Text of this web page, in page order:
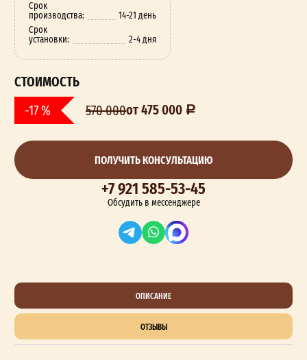
Срок
производства:
14-21 день
Срок
установки: 2-4 дня
СТОИМОСТЬ
-17 % 570 000от 475 000
ПОЛУЧИТЬ КОНСУЛЬТАЦИЮ
+7 921 585-53-45
Обсудить в мессенджере
ОПИСАНИЕ
ОТЗЫВЫ